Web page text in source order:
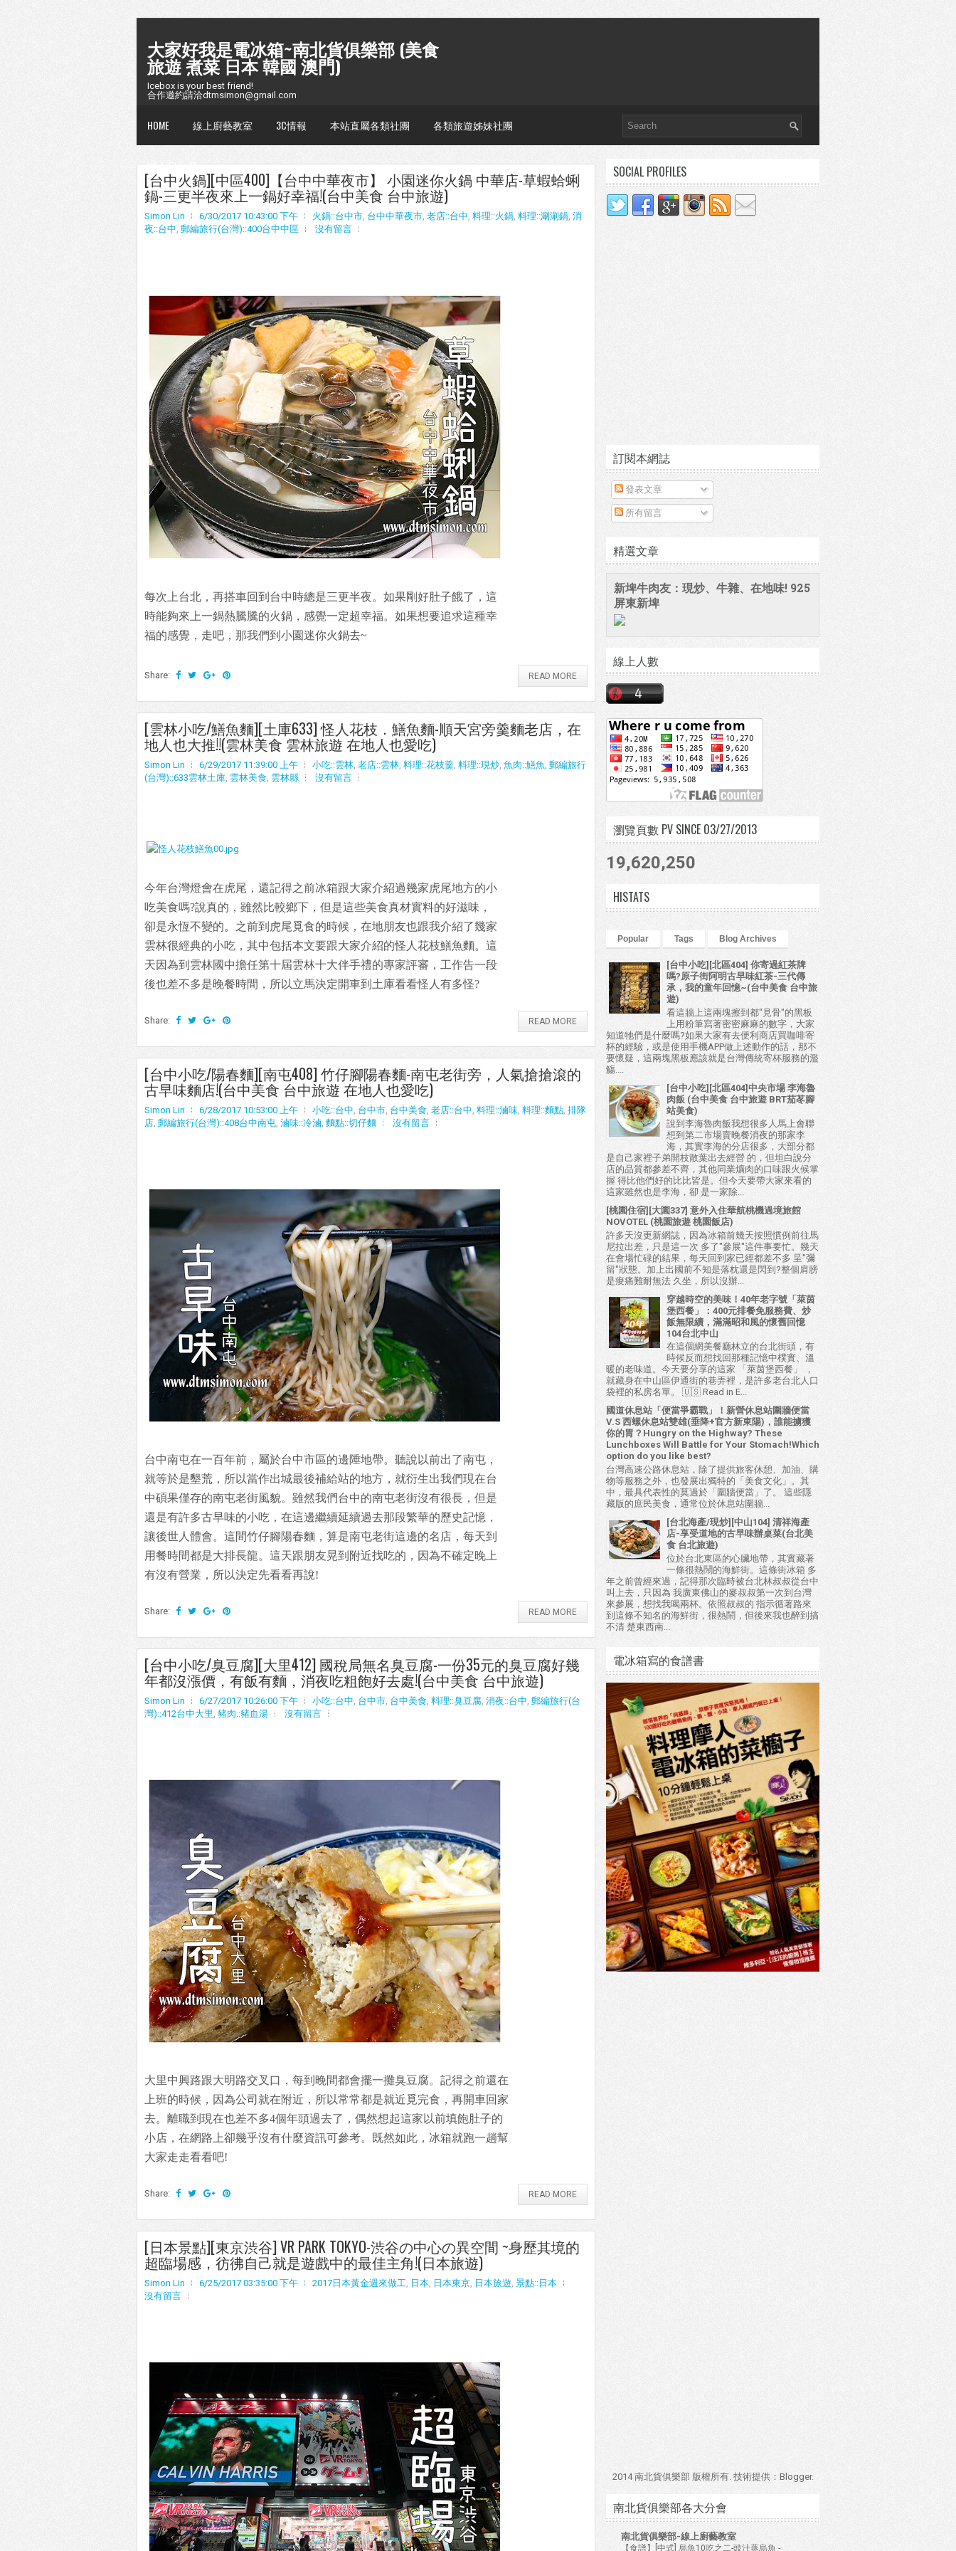
大家好我是電冰箱~南北貨俱樂部 (美食
旅遊 煮菜 日本 韓國 澳門)
Icebox is your best friend!
合作邀約請洽dtmsimon@gmail.com
HOME 線上廚藝教室 3C情報 本站直屬各類社團 各類旅遊姊妹社團
懶人包台灣
[台中火鍋][中區400]【台中中華夜市】 小園迷你火鍋 中華店-草蝦蛤蜊
鍋-三更半夜來上一鍋好幸福!(台中美食 台中旅遊)
Simon Lin 6/30/2017 10:43:00 下午 火鍋::台中市, 台中中華夜市, 老店::台中, 料理::火鍋, 料理::涮涮鍋, 消
夜::台中, 郵編旅行(台灣)::400台中中區 沒有留言
每次上台北，再搭車回到台中時總是三更半夜。如果剛好肚子餓了，這
時能夠來上一鍋熱騰騰的火鍋，感覺一定超幸福。如果想要追求這種幸
福的感覺，走吧，那我們到小園迷你火鍋去~
Share: READ MORE
[雲林小吃/鱔魚麵][土庫633] 怪人花枝．鱔魚麵-順天宮旁羹麵老店，在
地人也大推!!(雲林美食 雲林旅遊 在地人也愛吃)
Simon Lin 6/29/2017 11:39:00 上午 小吃::雲林, 老店::雲林, 料理::花枝羹, 料理::現炒, 魚肉::鱔魚, 郵編旅行
(台灣)::633雲林土庫, 雲林美食, 雲林縣 沒有留言
今年台灣燈會在虎尾，還記得之前冰箱跟大家介紹過幾家虎尾地方的小
吃美食嗎?說真的，雖然比較鄉下，但是這些美食真材實料的好滋味，
卻是永恆不變的。之前到虎尾覓食的時候，在地朋友也跟我介紹了幾家
雲林很經典的小吃，其中包括本文要跟大家介紹的怪人花枝鱔魚麵。這
天因為到雲林國中擔任第十屆雲林十大伴手禮的專家評審，工作告一段
後也差不多是晚餐時間，所以立馬決定開車到土庫看看怪人有多怪?
Share: READ MORE
[台中小吃/陽春麵][南屯408] 竹仔腳陽春麵-南屯老街旁，人氣搶搶滾的
古早味麵店!(台中美食 台中旅遊 在地人也愛吃)
Simon Lin 6/28/2017 10:53:00 上午 小吃::台中, 台中市, 台中美食, 老店::台中, 料理::滷味, 料理::麵點, 排隊
店, 郵編旅行(台灣)::408台中南屯, 滷味::冷滷, 麵點::切仔麵 沒有留言
台中南屯在一百年前，屬於台中市區的邊陲地帶。聽說以前出了南屯，
就等於是墾荒，所以當作出城最後補給站的地方，就衍生出我們現在台
中碩果僅存的南屯老街風貌。雖然我們台中的南屯老街沒有很長，但是
還是有許多古早味的小吃，在這邊繼續延續過去那段繁華的歷史記憶，
讓後世人體會。這間竹仔腳陽春麵，算是南屯老街這邊的名店，每天到
用餐時間都是大排長龍。這天跟朋友晃到附近找吃的，因為不確定晚上
有沒有營業，所以決定先看看再說!
Share: READ MORE
[台中小吃/臭豆腐][大里412] 國稅局無名臭豆腐-一份35元的臭豆腐好幾
年都沒漲價，有飯有麵，消夜吃粗飽好去處!(台中美食 台中旅遊)
Simon Lin 6/27/2017 10:26:00 下午 小吃::台中, 台中市, 台中美食, 料理::臭豆腐, 消夜::台中, 郵編旅行(台
灣)::412台中大里, 豬肉::豬血湯 沒有留言
大里中興路跟大明路交叉口，每到晚間都會擺一攤臭豆腐。記得之前還在
上班的時候，因為公司就在附近，所以常常都是就近覓完食，再開車回家
去。離職到現在也差不多4個年頭過去了，偶然想起這家以前填飽肚子的
小店，在網路上卻幾乎沒有什麼資訊可參考。既然如此，冰箱就跑一趟幫
大家走走看看吧!
Share: READ MORE
[日本景點][東京渋谷] VR PARK TOKYO-渋谷の中心の異空間 ~身歷其境的
超臨場感，彷彿自己就是遊戲中的最佳主角!(日本旅遊)
Simon Lin 6/25/2017 03:35:00 下午 2017日本黃金週來做工, 日本, 日本東京, 日本旅遊, 景點::日本
沒有留言
SOCIAL PROFILES
訂閱本網誌
發表文章
所有留言
精選文章
新埤牛肉友：現炒、牛雜、在地味! 925
屏東新埤
線上人數
瀏覽頁數 PV SINCE 03/27/2013
19,620,250
HISTATS
Popular Tags Blog Archives
[台中小吃][北區404] 你寄過紅茶牌
嗎?原子街阿明古早味紅茶-三代傳
承，我的童年回憶~(台中美食 台中旅
遊)
看這牆上這兩塊擦到都"見骨"的黑板
上用粉筆寫著密密麻麻的數字，大家
知道牠們是什麼嗎?如果大家有去便利商店買咖啡寄
杯的經驗，或是使用手機APP做上述動作的話，那不
要懷疑，這兩塊黑板應該就是台灣傳統寄杯服務的濫
觴....
[台中小吃][北區404]中央市場 李海魯
肉飯 (台中美食 台中旅遊 BRT茄苳腳
站美食)
說到李海魯肉飯我想很多人馬上會聯
想到第二市場賣晚餐消夜的那家李
海，其實李海的分店很多，大部分都
是自己家裡子弟開枝散葉出去經營 的，但坦白說分
店的品質都參差不齊，其他同業爌肉的口味跟火候掌
握 得比他們好的比比皆是。但今天要帶大家來看的
這家雖然也是李海，卻 是一家除...
[桃園住宿][大園337] 意外入住華航桃機過境旅館
NOVOTEL (桃園旅遊 桃園飯店)
許多天沒更新網誌，因為冰箱前幾天按照慣例前往馬
尼拉出差，只是這一次 多了"參展"這件事要忙。幾天
在會場忙碌的結果，每天回到家已經都差不多 呈"彌
留"狀態。加上出國前不知是落枕還是閃到?整個肩膀
是痠痛難耐無法 久坐，所以沒辦...
穿越時空的美味！40年老字號「萊茵
堡西餐」：400元排餐免服務費、炒
飯無限續，滿滿昭和風的懷舊回憶
104台北中山
在這個網美餐廳林立的台北街頭，有
時候反而想找回那種記憶中樸實、溫
暖的老味道。今天要分享的這家 「萊茵堡西餐」 ，
就藏身在中山區伊通街的巷弄裡，是許多老台北人口
袋裡的私房名單。 🇺🇸 Read in E...
國道休息站「便當爭霸戰」！新營休息站圍牆便當
V.S 西螺休息站雙雄(垂降+官方新東陽)，誰能擄獲
你的胃？Hungry on the Highway? These
Lunchboxes Will Battle for Your Stomach!Which
option do you like best?
台灣高速公路休息站，除了提供旅客休憩、加油、購
物等服務之外，也發展出獨特的「美食文化」。其
中，最具代表性的莫過於「圍牆便當」了。 這些隱
藏版的庶民美食，通常位於休息站圍牆...
[台北海產/現炒][中山104] 清祥海產
店-享受道地的古早味辦桌菜(台北美
食 台北旅遊)
位於台北東區的心臟地帶，其實藏著
一條很熱鬧的海鮮街。這條街冰箱 多
年之前曾經來過，記得那次臨時被台北林叔叔從台中
叫上去，只因為 我廣東佛山的麥叔叔第一次到台灣
來參展，想找我喝兩杯。依照叔叔的 指示循著路來
到這條不知名的海鮮街，很熱鬧，但後來我也醉到搞
不清 楚東西南...
電冰箱寫的食譜書
2014 南北貨俱樂部 版權所有. 技術提供： Blogger.
南北貨俱樂部各大分會
南北貨俱樂部-線上廚藝教室
【食譜】[中式] 烏魚10吃之二-豉汁蒸烏魚 -